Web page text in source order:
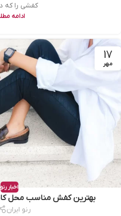
کفشی را که
ادامه
17
مهر
اخبار رنو
بهترین کفش مناسب محل
رنو ایران